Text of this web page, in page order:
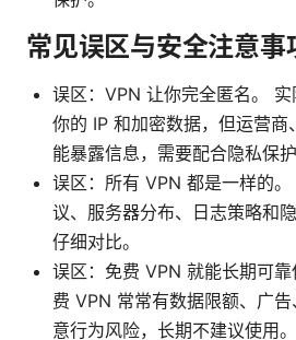
常见误区与安全注意事
误区：VPN 让你完全匿名。
你的 IP 和加密数据，但运营
能暴露信息，需要配合隐私保护
误区：所有 VPN 都是一样的
议、服务器分布、日志策略和
仔细对比。
误区：免费 VPN 就能长期可
费 VPN 常常有数据限额、广
意行为风险，长期不建议使用。